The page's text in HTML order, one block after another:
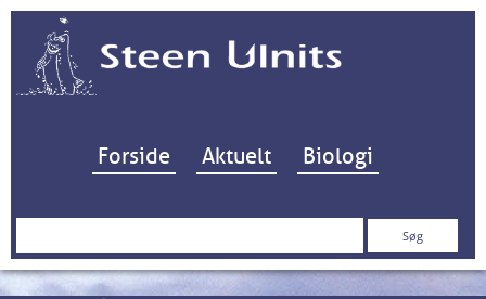
Hop til indhold
Forside Aktuelt Biologi
Søg